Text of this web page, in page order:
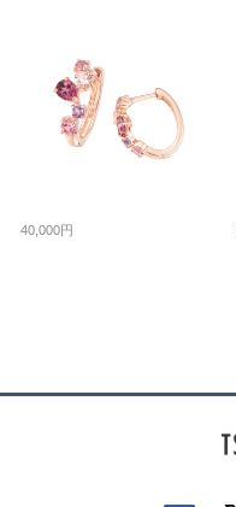
40,000円